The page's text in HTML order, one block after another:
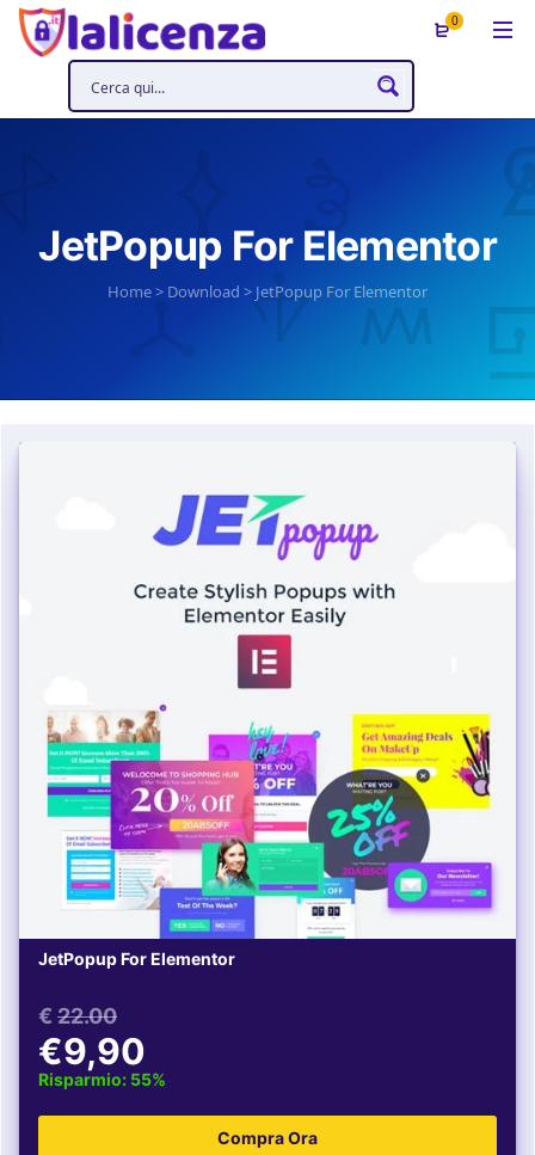
0
JetPopup For Elementor
Home> Download > JetPopup For Elementor
JetPopup For Elementor
€ 22.00
€9,90
Risparmio: 55%